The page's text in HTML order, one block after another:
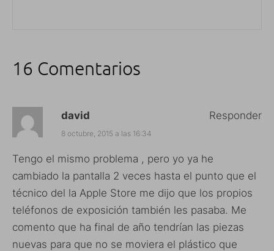
16 Comentarios
david
8 octubre, 2015 a las 16:34
Tengo el mismo problema , pero yo ya he
cambiado la pantalla 2 veces hasta el punto que el
técnico del la Apple Store me dijo que los propios
teléfonos de exposición también les pasaba. Me
comento que ha final de año tendrían las piezas
nuevas para que no se moviera el plástico que
Responder